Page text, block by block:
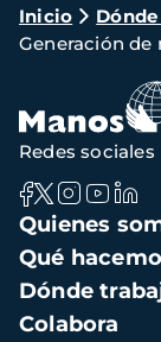
Ruta
de
Inicio
Generación de
Navegación
principal
Quienes
Qué
Dónde
Colabora
Redes sociales